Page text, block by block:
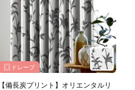
ドレープ
【備長炭プリント】オリエンタルリ